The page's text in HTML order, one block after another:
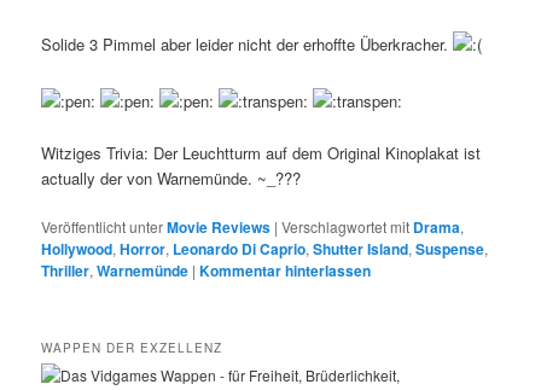
Solide 3 Pimmel aber leider nicht der erhoffte Überkracher.
Witziges Trivia: Der Leuchtturm auf dem Original Kinoplakat ist
actually der von Warnemünde. ~_???
Veröffentlicht unterMovie Reviews |Verschlagwortet mit Drama,
Hollywood,Horror, Leonardo Di Caprio,Shutter Island,Suspense,
Thriller,Warnemünde |Kommentar hinterlassen
WAPPEN DER EXZELLENZ